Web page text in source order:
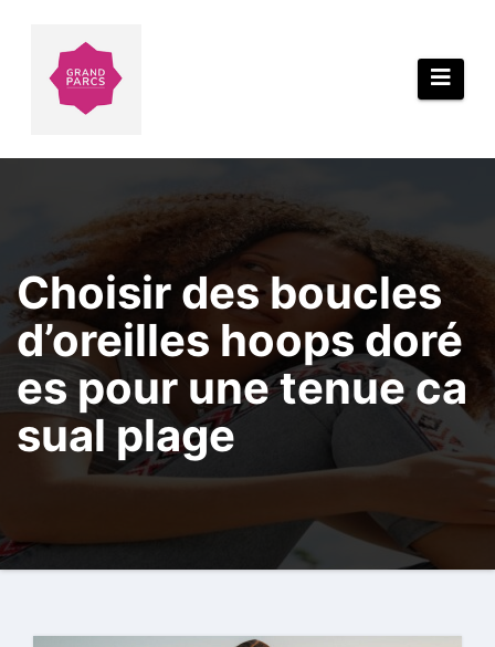
Choisir des boucles
d’oreilles hoops doré
es pour une tenue ca
sual plage